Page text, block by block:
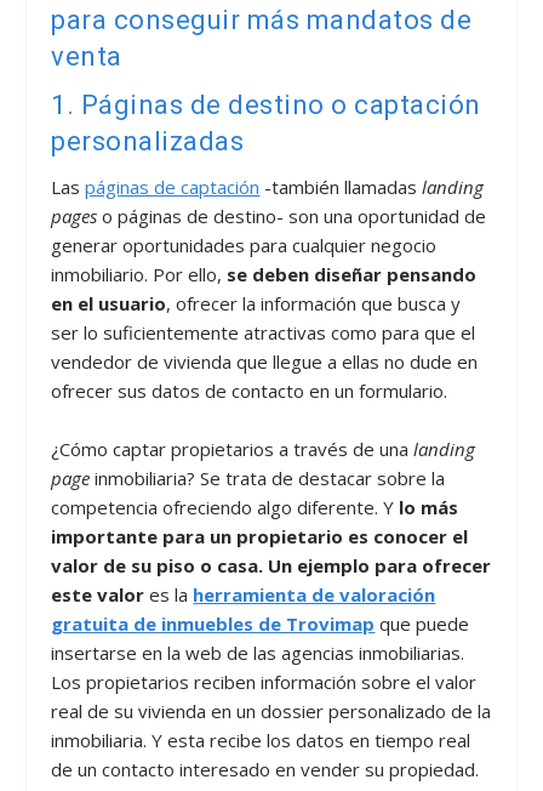
para conseguir más mandatos de
venta
1. Páginas de destino o captación
personalizadas
Laspáginas de captación -también llamadaslanding
pages o páginas de destino- son una oportunidad de
generar oportunidades para cualquier negocio
inmobiliario. Por ello, se deben diseñar pensando
en el usuario, ofrecer la información que busca y
ser lo suficientemente atractivas como para que el
vendedor de vivienda que llegue a ellas no dude en
ofrecer sus datos de contacto en un formulario.
¿Cómo captar propietarios a través de unalanding
pageinmobiliaria? Se trata de destacar sobre la
competencia ofreciendo algo diferente. Y lo más
importante para un propietario es conocer el
valor de su piso o casa. Un ejemplo para ofrecer
este valor es la herramienta de valoración
gratuita de inmuebles de Trovimap que puede
insertarse en la web de las agencias inmobiliarias.
Los propietarios reciben información sobre el valor
real de su vivienda en un dossier personalizado de la
inmobiliaria. Y esta recibe los datos en tiempo real
de un contacto interesado en vender su propiedad.